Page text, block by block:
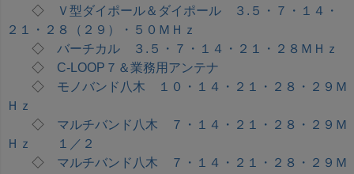
◇
Ｖ型ダイポール＆ダイポール ３.５・７・１４・
２１・２８（２９）・５０ＭＨｚ
◇ バーチカル ３.５・７・１４・２１・２８ＭＨｚ
◇ C-LOOP７＆業務用アンテナ
◇ モノバンド八木 １０・１４・２１・２８・２９Ｍ
Ｈｚ
◇ マルチバンド八木 ７・１４・２１・２８・２９Ｍ
Ｈｚ １／２
◇ マルチバンド八木 ７・１４・２１・２８・２９Ｍ